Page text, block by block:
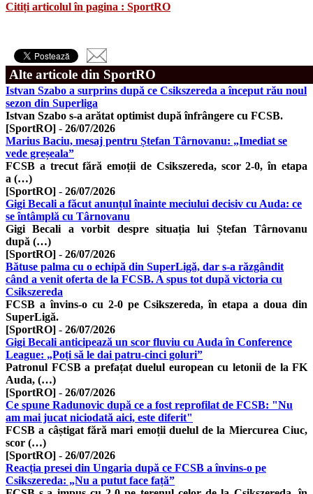
Citiți articolul în pagina : SportRO
Alte articole din SportRO
Istvan Szabo a surprins după ce Csikszereda a început rău noul
sezon din Superliga
Istvan Szabo s-a arătat optimist după înfrângere cu FCSB.
[SportRO] - 26/07/2026
Marius Baciu, mesaj pentru Ștefan Târnovanu: „Imediat se
vede greșeala”
FCSB a trecut fără emoții de Csikszereda, scor 2-0, în etapa
a (…)
[SportRO] - 26/07/2026
Gigi Becali a făcut anunțul înainte meciului decisiv cu Auda: ce
se întâmplă cu Târnovanu
Gigi Becali a vorbit despre situația lui Ștefan Târnovanu
după (…)
[SportRO] - 26/07/2026
Bătuse palma cu o echipă din SuperLigă, dar s-a răzgândit
când a venit oferta de la FCSB. A spus tot după victoria cu
Csikszereda
FCSB a învins-o cu 2-0 pe Csikszereda, în etapa a doua din
SuperLigă.
[SportRO] - 26/07/2026
Gigi Becali anticipează un scor fluviu cu Auda în Conference
League: „Poți să le dai patru-cinci goluri”
Patronul FCSB a prefațat duelul european cu letonii de la FK
Auda, (…)
[SportRO] - 26/07/2026
Ce spune Radunovic după ce a fost reprofilat de FCSB: "Nu
am mai jucat niciodată aici, este diferit"
FCSB a câștigat fără mari emoții duelul de la Miercurea Ciuc,
scor (…)
[SportRO] - 26/07/2026
Reacția presei din Ungaria după ce FCSB a învins-o pe
Csikszereda: „Nu a putut face față”